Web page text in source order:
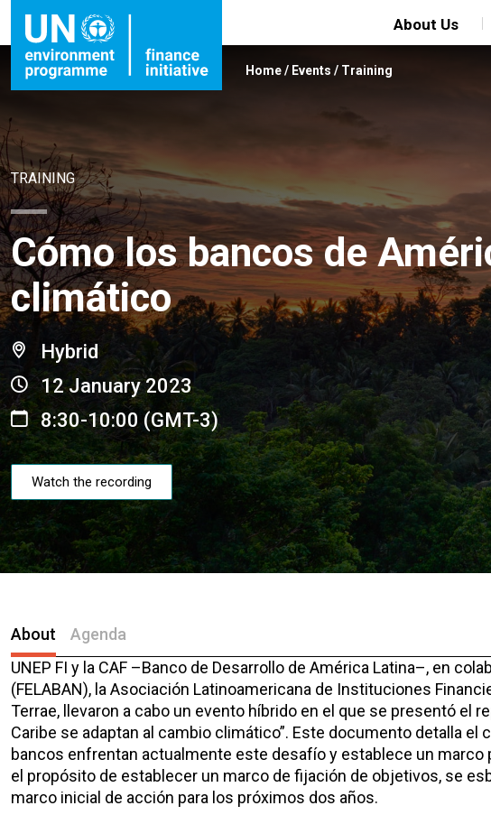
About Us
Home/ Events / Training
TRAINING
Cómo los bancos de
climático
Hybrid
12 January 2023
8:30-10:00 (GMT-3)
Watch the recording
About
Agenda
UNEP FI y la CAF –Banco de Desarrollo de América Latina–, en
(FELABAN), la Asociación Latinoamericana de Instituciones
Terrae, llevaron a cabo un evento híbrido en el que se presentó el
Caribe se adaptan al cambio climático”. Este documento detalla
bancos enfrentan actualmente este desafío y establece un
el propósito de establecer un marco de fijación de objetivos, se
marco inicial de acción para los próximos dos años.